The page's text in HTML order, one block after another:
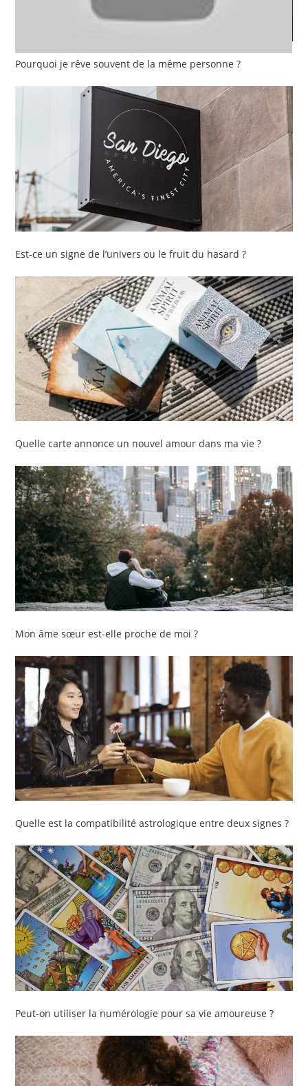
Pourquoi je rêve souvent de la même personne ?
Est-ce un signe de l’univers ou le fruit du hasard ?
Quelle carte annonce un nouvel amour dans ma vie ?
Mon âme sœur est-elle proche de moi ?
Quelle est la compatibilité astrologique entre deux signes ?
Peut-on utiliser la numérologie pour sa vie amoureuse ?